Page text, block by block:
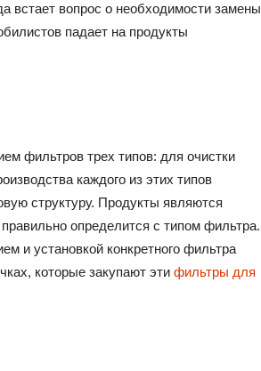
встает вопрос о необходимости замены
падает на продукты
фильтров трех типов: для очистки
каждого из этих типов
структуру. Продукты являются
определится с типом фильтра.
и установкой конкретного фильтра
которые закупают эти фильтры для